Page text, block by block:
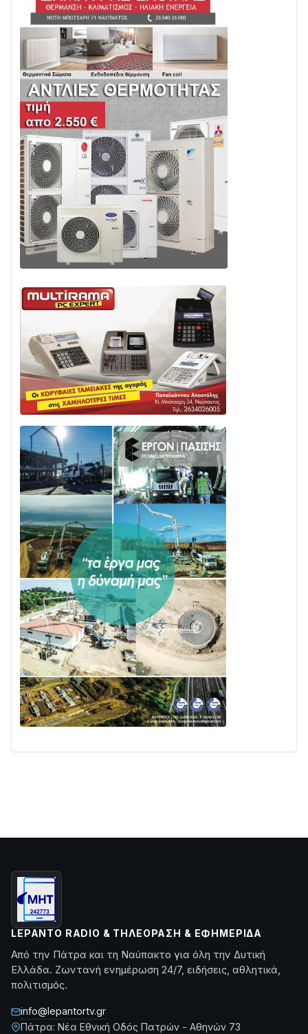
LEPANTO RADIO & ΤΗΛΕΌΡΑΣΗ & ΕΦΗΜΕΡΊΔΑ
Από την Πάτρα και τη Ναύπακτο για όλη την Δυτική
Ελλάδα. Ζωντανή ενημέρωση 24/7, ειδήσεις, αθλητικά,
πολιτισμός.
info@lepantortv.gr
Πάτρα: Νέα Εθνική Οδός Πατρών - Αθηνών 73